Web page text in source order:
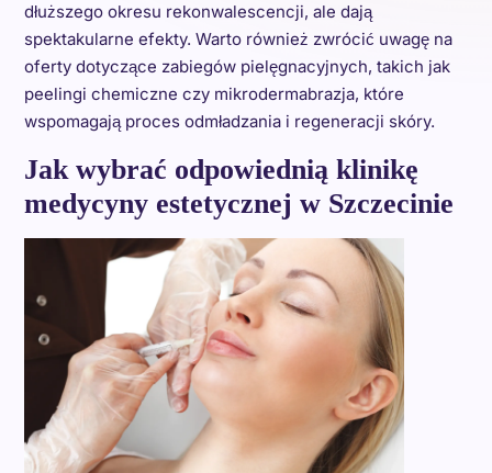
dłuższego okresu rekonwalescencji, ale dają
spektakularne efekty. Warto również zwrócić uwagę na
oferty dotyczące zabiegów pielęgnacyjnych, takich jak
peelingi chemiczne czy mikrodermabrazja, które
wspomagają proces odmładzania i regeneracji skóry.
Jak wybrać odpowiednią klinikę
medycyny estetycznej w Szczecinie